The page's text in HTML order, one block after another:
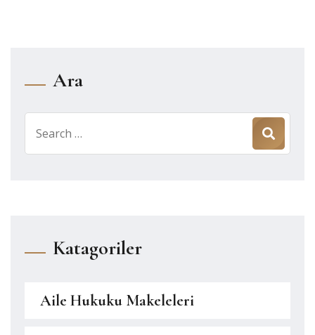
Ara
for:
Katagoriler
Aile Hukuku Makeleleri